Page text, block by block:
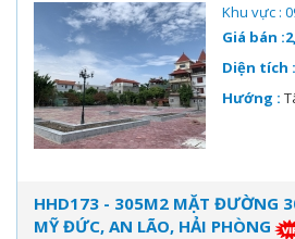
Khu vực :
Giá bán
Diện tích :
Hướng :
HHD173 - 305M2 MẶT ĐƯỜNG
MỸ ĐỨC, AN LÃO, HẢI PHÒNG